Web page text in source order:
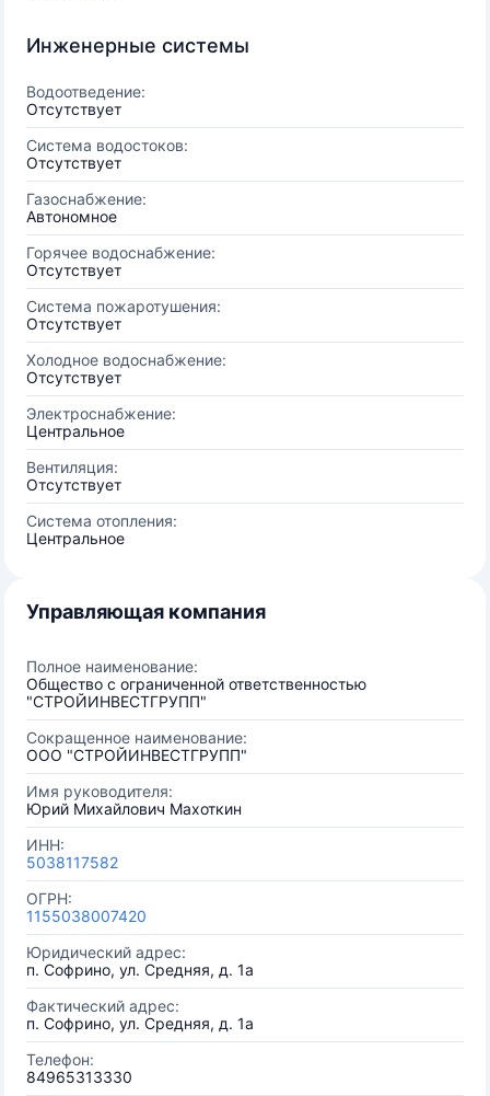
Инженерные системы
Водоотведение:
Отсутствует
Система водостоков:
Отсутствует
Газоснабжение:
Автономное
Горячее водоснабжение:
Отсутствует
Система пожаротушения:
Отсутствует
Холодное водоснабжение:
Отсутствует
Электроснабжение:
Центральное
Вентиляция:
Отсутствует
Система отопления:
Центральное
Управляющая компания
Полное наименование:
Общество с ограниченной ответственностью
"СТРОЙИНВЕСТГРУПП"
Сокращенное наименование:
ООО "СТРОЙИНВЕСТГРУПП"
Имя руководителя:
Юрий Михайлович Махоткин
ИНН:
5038117582
ОГРН:
1155038007420
Юридический адрес:
п. Софрино, ул. Средняя, д. 1а
Фактический адрес:
п. Софрино, ул. Средняя, д. 1а
Телефон:
84965313330